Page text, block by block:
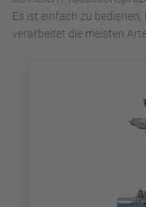
Es ist einfach zu
verarbeitet die meisten